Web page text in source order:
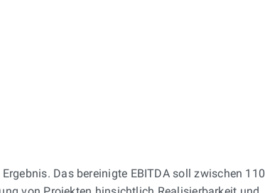
Das bereinigte EBITDA soll zwischen 110